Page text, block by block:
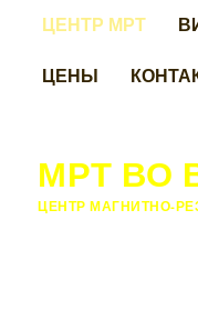
ЦЕНТР МРТ
ЦЕНЫ
МРТ ВО
ЦЕНТР МАГНИТНО-